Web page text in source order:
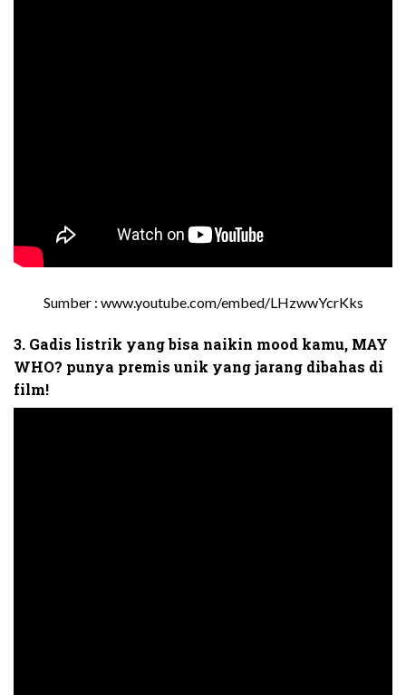
Sumber : www.youtube.com/embed/LHzwwYcrKks
3. Gadis listrik yang bisa naikin mood kamu, MAY
WHO? punya premis unik yang jarang dibahas di
film!